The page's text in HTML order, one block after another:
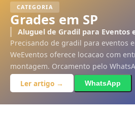
CATEGORIA
Grades em SP
Aluguel de Gradil para Eventos
Precisando de gradil para eventos
WeEventos oferece locacao com
montagem. Orcamento pelo
Ler artigo →
WhatsApp
E-MAIL(OPCIONAL)
SOLICITAR
Ao enviar, você concorda com o
um parceiro operacional credenciado
WhatsApp, conforme nossa política de
privacidade